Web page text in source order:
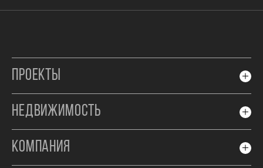
ПРОЕКТЫ
НЕДВИЖИМОСТЬ
КОМПАНИЯ